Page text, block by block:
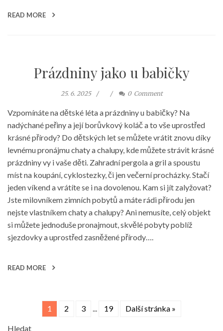
READ MORE
Prázdniny jako u babičky
25. 6. 2025 0 Comment
Vzpomínáte na dětské léta a prázdniny u babičky? Na
nadýchané peřiny a její borůvkový koláč a to vše uprostřed
krásné přírody? Do dětských let se můžete vrátit znovu díky
levnému pronájmu chaty a chalupy, kde můžete strávit krásné
prázdniny vy i vaše děti. Zahradní pergola a gril a spoustu
míst na koupání, cyklostezky, či jen večerní procházky. Stačí
jeden víkend a vrátíte se i na dovolenou. Kam si jít zalyžovat?
Jste milovníkem zimních pobytů a máte rádi přírodu jen
nejste vlastníkem chaty a chalupy? Ani nemusíte, celý objekt
si můžete jednoduše pronajmout, skvělé pobyty poblíž
sjezdovky a uprostřed zasněžené přírody….
READ MORE
1 2 3 ... 19 Další stránka »
Hledat